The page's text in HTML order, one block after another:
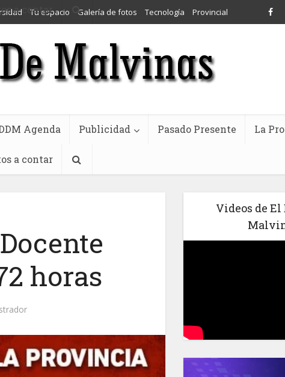
a contar
Tu espacio Galería de fotos Tecnología Provincial
Agenda Publicidad Pasado Presente La
a contar
horas
Videos de El